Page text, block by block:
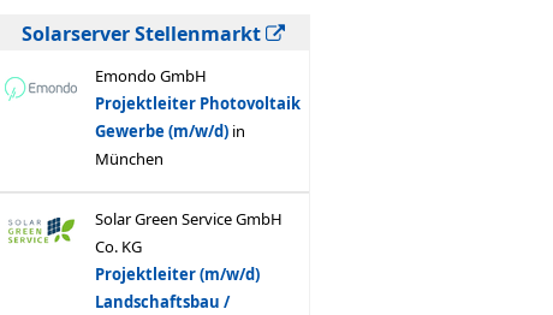
Solarserver Stellenmarkt